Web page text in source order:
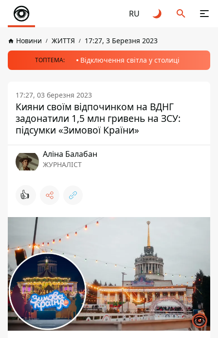
RU
Новини ЖИТТЯ 17:27, 3 Березня 2023
ТОПТЕМА: Відключення світла у столиці
17:27, 03 березня 2023
Кияни своїм відпочинком на ВДНГ
задонатили 1,5 млн гривень на ЗСУ:
підсумки «Зимової Країни»
Аліна Балабан
ЖУРНАЛІСТ
👍